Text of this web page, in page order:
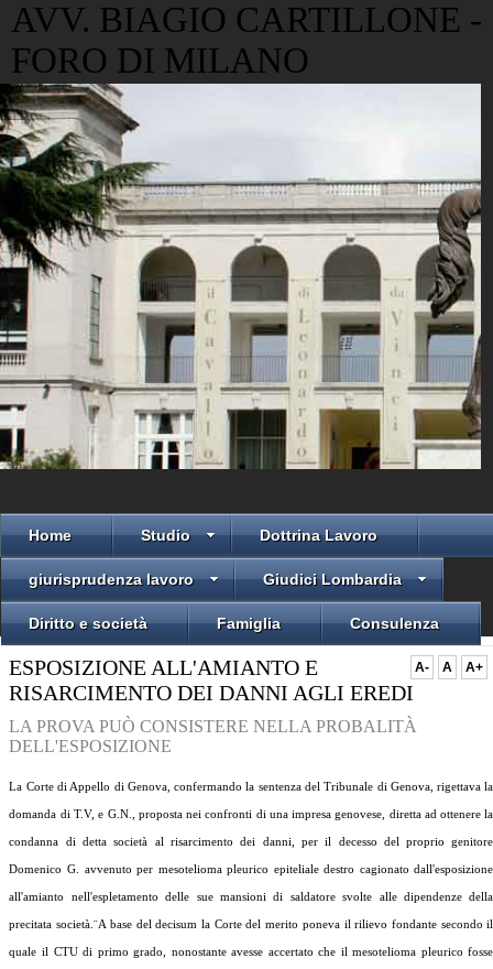
AVV. BIAGIO CARTILLONE -
FORO DI MILANO
Home Studio Dottrina Lavoro
giurisprudenza lavoro Giudici Lombardia
Diritto e società Famiglia Consulenza
A- A A+
ESPOSIZIONE ALL'AMIANTO E
RISARCIMENTO DEI DANNI AGLI EREDI
LA PROVA PUÒ CONSISTERE NELLA PROBALITÀ
DELL'ESPOSIZIONE
La Corte di Appello di Genova, confermando la sentenza del Tribunale di Genova, rigettava la
domanda di T.V, e G.N., proposta nei confronti di una impresa genovese, diretta ad ottenere la
condanna di detta società al risarcimento dei danni, per il decesso del proprio genitore
Domenico G. avvenuto per mesotelioma pleurico epiteliale destro cagionato dall'esposizione
all'amianto nell'espletamento delle sue mansioni di saldatore svolte alle dipendenze della
precitata società.¨A base del decisum la Corte del merito poneva il rilievo fondante secondo il
quale il CTU di primo grado, nonostante avesse accertato che il mesotelioma pleurico fosse